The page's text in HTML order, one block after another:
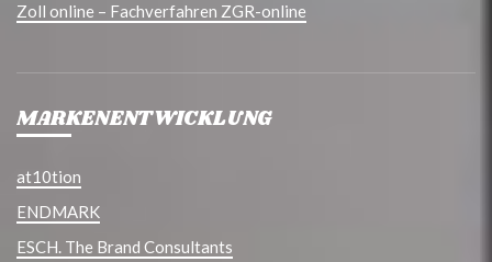
Zoll online – Fachverfahren ZGR-online
MARKENENTWICKLUNG
at10tion
ENDMARK
ESCH. The Brand Consultants